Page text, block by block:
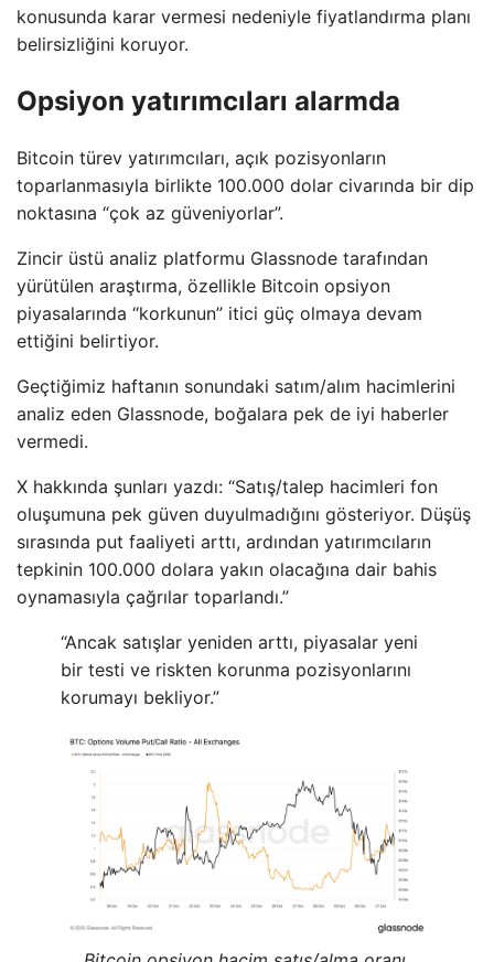
konusunda karar vermesi nedeniyle fiyatlandırma planı
belirsizliğini koruyor.
Opsiyon yatırımcıları alarmda
Bitcoin türev yatırımcıları, açık pozisyonların
toparlanmasıyla birlikte 100.000 dolar civarında bir dip
noktasına “çok az güveniyorlar”.
Zincir üstü analiz platformu Glassnode tarafından
yürütülen araştırma, özellikle Bitcoin opsiyon
piyasalarında “korkunun” itici güç olmaya devam
ettiğini belirtiyor.
Geçtiğimiz haftanın sonundaki satım/alım hacimlerini
analiz eden Glassnode, boğalara pek de iyi haberler
vermedi.
X hakkında şunları yazdı: “Satış/talep hacimleri fon
oluşumuna pek güven duyulmadığını gösteriyor. Düşüş
sırasında put faaliyeti arttı, ardından yatırımcıların
tepkinin 100.000 dolara yakın olacağına dair bahis
oynamasıyla çağrılar toparlandı.”
“Ancak satışlar yeniden arttı, piyasalar yeni
bir testi ve riskten korunma pozisyonlarını
korumayı bekliyor.”